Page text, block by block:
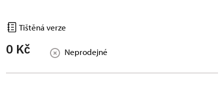
Tištěná verze
0 Kč Neprodejné